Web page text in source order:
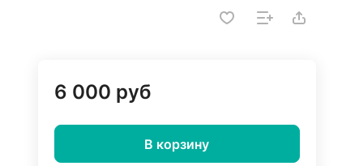
6 000 руб
В корзину